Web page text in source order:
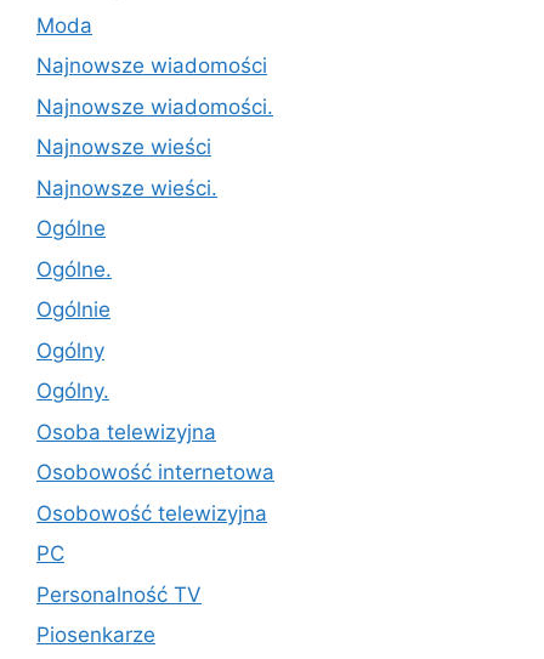
Moda
Najnowsze wiadomości
Najnowsze wiadomości.
Najnowsze wieści
Najnowsze wieści.
Ogólne
Ogólne.
Ogólnie
Ogólny
Ogólny.
Osoba telewizyjna
Osobowość internetowa
Osobowość telewizyjna
PC
Personalność TV
Piosenkarze